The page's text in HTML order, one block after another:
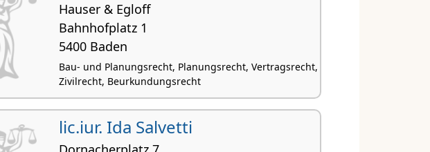
Hauser & Egloff
Bahnhofplatz 1
5400 Baden
Bau- und Planungsrecht, Planungsrecht, Vertragsrecht,
Zivilrecht, Beurkundungsrecht
lic.iur. Ida Salvetti